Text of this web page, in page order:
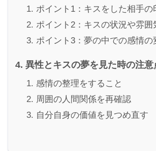
ポイント1：キスをした相手の
ポイント2：キスの状況や雰囲
ポイント3：夢の中での感情の
異性とキスの夢を見た時の注意
感情の整理をすること
周囲の人間関係を再確認
自分自身の価値を見つめ直す